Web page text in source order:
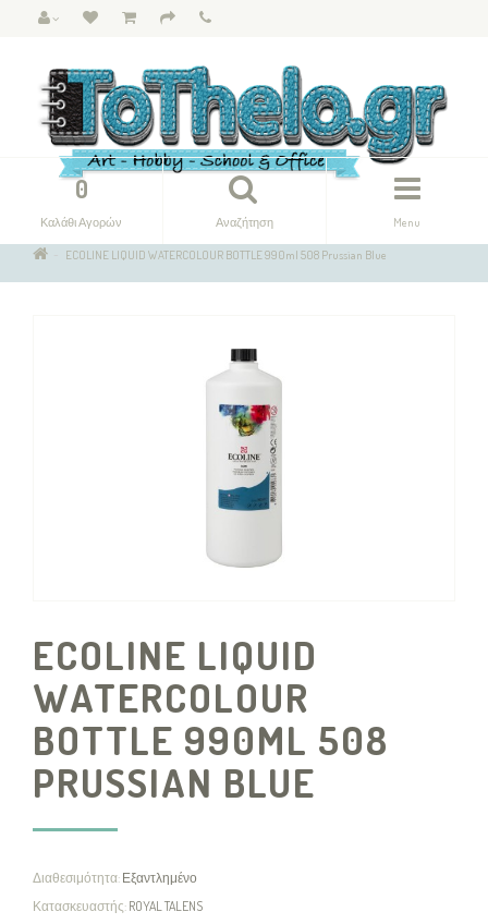
Menu
Αναζήτηση
0
Καλάθι Αγορών
ECOLINE LIQUID WATERCOLOUR BOTTLE 990ml 508 Prussian Blue
ECOLINE LIQUID
WATERCOLOUR
BOTTLE 990ML 508
PRUSSIAN BLUE
Διαθεσιμότητα: Εξαντλημένο
Κατασκευαστής: ROYAL TALENS